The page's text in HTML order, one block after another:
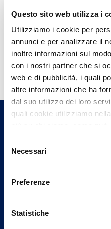
Questo sito web utilizza i
Utilizziamo i cookie per
annunci e per analizzare il
inoltre informazioni sul
con i nostri partner che si
web e di pubblicità, i quali
altre informazioni che ha
dal suo utilizzo dei loro
quali cookie utilizziamo
può trovare nel footer del
delNecessari
Preferenze
Statistiche
Hai bisogno
Trova l'Agenzia più
un nostro Agente.